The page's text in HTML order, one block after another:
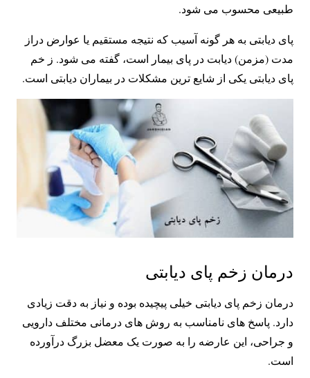
طبیعی محسوب می شود.
پای دیابتی به هر گونه آسیب که نتیجه مستقیم یا عوارض دراز
مدت (مزمن) دیابت در پای بیمار است، گفته می شود. ز خم
پای دیابتی یکی از شایع ترین مشکلات در بیماران دیابتی است.
درمان زخم پای دیابتی
درمان زخم پای دیابتی خیلی پیچیده بوده و نیاز به دقت زیادی
دارد. پاسخ های نامناسب به روش های درمانی مختلف دارویی
و جراحی، این عارضه را به صورت یک معضل بزرگ درآورده
است.